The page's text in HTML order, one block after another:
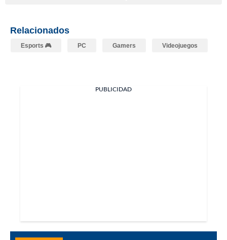
Relacionados
Esports 🎮 PC Gamers Videojuegos
PUBLICIDAD